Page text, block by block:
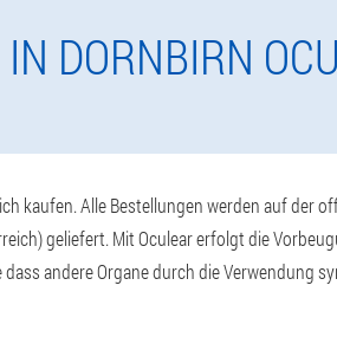
DORNBIRN
kaufen. Alle Bestellungen werden auf der
geliefert. Mit Oculear erfolgt die
andere Organe durch die Verwendung